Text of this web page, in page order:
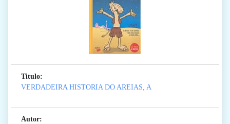
Titulo:
VERDADEIRA HISTORIA DO AREIAS, A
Autor: